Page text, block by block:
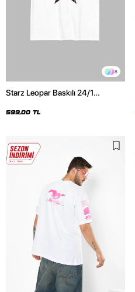
8
Starz Leopar Baskılı 24/1
599,00 TL